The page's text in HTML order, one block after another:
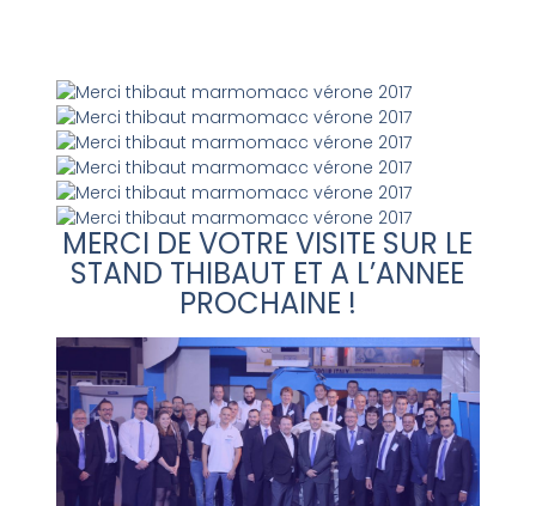
MERCI DE VOTRE VISITE SUR LE
STAND THIBAUT ET A L’ANNEE
PROCHAINE !